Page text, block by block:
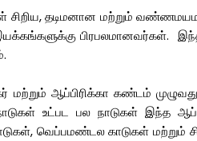
சிறிய, தடிமனான மற்றும்
பிரபலமானவர்கள்.
ஆப்பிரிக்கா கண்டம்
உட்பட பல நாடுகள் இந்த
வெப்பமண்டல காடுகள் மற்றும்